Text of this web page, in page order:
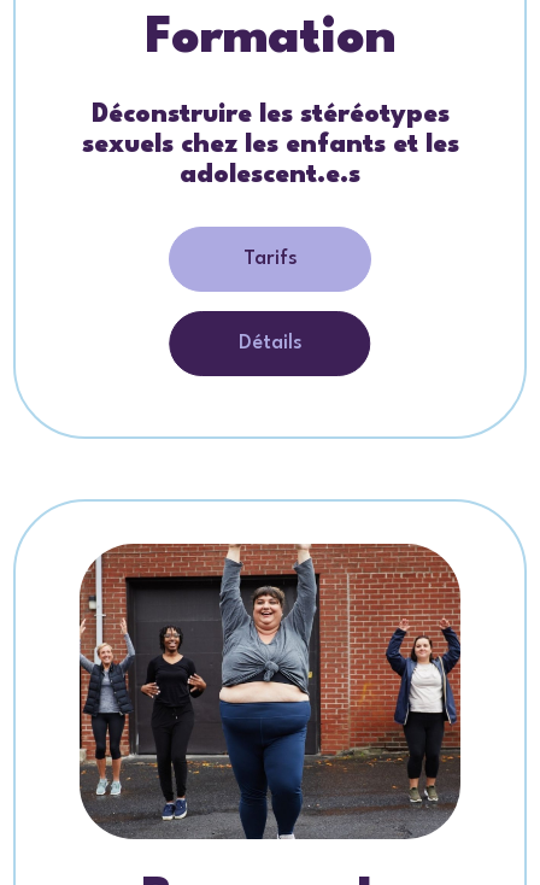
Formation
Déconstruire les stéréotypes
sexuels chez les enfants et les
adolescent.e.s
Tarifs
Détails